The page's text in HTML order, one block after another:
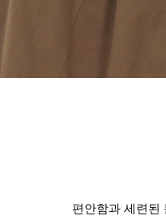
편안함과 세련된